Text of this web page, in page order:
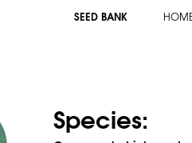
SEED BANK
Species: